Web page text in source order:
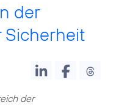
der
Sicherheit
der